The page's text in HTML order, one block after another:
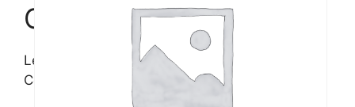
Opis
Lenovo V15 G5
Core5/32GB/1TB/15,6”FHD/DOS/3god